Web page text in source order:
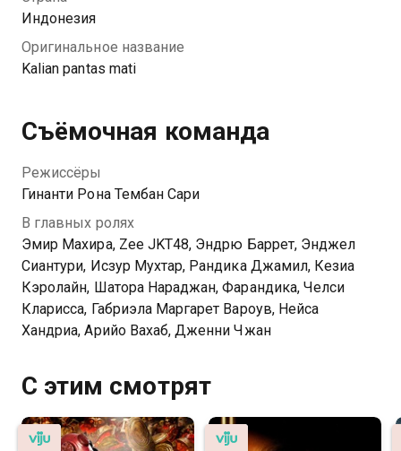
Индонезия
Оригинальное название
Kalian pantas mati
Съёмочная команда
Режиссёры
Гинанти Рона Тембан Сари
В главных ролях
Эмир Махира, Zee JKT48, Эндрю Баррет, Энджел
Сиантури, Исзур Мухтар, Рандика Джамил, Кезиа
Кэролайн, Шатора Нараджан, Фарандика, Челси
Кларисса, Габриэла Маргарет Вароув, Нейса
Хандриа, Арийо Вахаб, Дженни Чжан
С этим смотрят